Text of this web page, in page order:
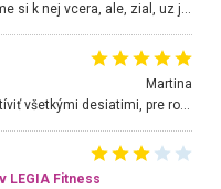
Hojdacka v Krpelanoch uz nie je, vysli sme si k nej vcera, ale, zial, uz je znicena. Ak sem planujete cestu len kvoli hojdacke, mozete si ju usetrit. Krasny vyhlad je tu vsak aj bez hojdacky :-)
Martina
Nádherné miesto ktoré odporúčam navštíviť všetkými desiatimi, pre rodiny s deťmi, dôchodcom... Proste a jednoducho ozaj rozprávkový les.. určite ešte prídeme. Odniesli sme si na pamiatku krásne tričká,
LEGIA Fitness